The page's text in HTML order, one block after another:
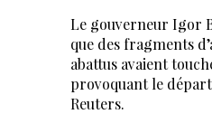
Le gouverneur Igor
que des fragments
abattus avaient
provoquant le
Reuters.